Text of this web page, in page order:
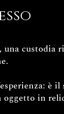
una custodia
è
oggetto in